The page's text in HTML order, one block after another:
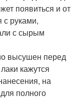
появиться и от
с руками,
с сырым
высушен перед
кажутся
на
полного